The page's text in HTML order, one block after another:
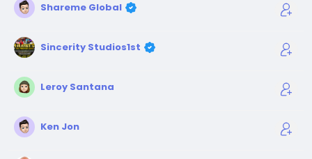
Shareme Global
Sincerity Studios1st
Leroy Santana
Ken Jon